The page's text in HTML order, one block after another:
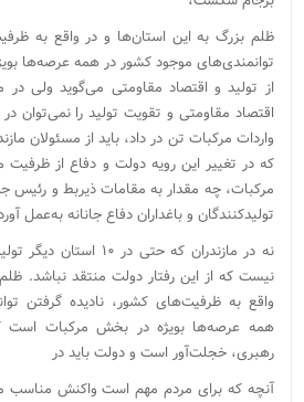
ظلم بزرگ به این استان‌ها و در واقع به
توانمندی‌های موجود کشور در همه عرصه‌ها
از تولید و اقتصاد مقاومتی می‌گوید ولی
اقتصاد مقاومتی و تقویت تولید را نمی‌توان
واردات مرکبات تن در داد، باید از مسئولان
که در تغییر این رویه دولت و دفاع از
مرکبات، چه مقدار به مقامات ذیربط و رئیس
تولیدکنندگان و باغداران دفاع جانانه به‌عمل
نه در مازندران که حتی
نیست که از این رفتار دولت منتقد نباشد.
واقع به ظرفیت‌های کشور، نادیده گرفتن
همه عرصه‌ها بویژه در بخش مرکبات است
رهبری، خجلت‌آور است و دولت باید در
آنچه که برای مردم مهم است واکنش مناسب